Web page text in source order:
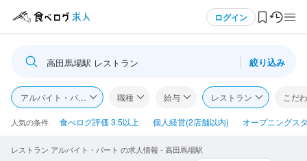
ログイン
ログイン・無料会員登録
食べログ求人TOP
求人検索
高田馬場駅 レストラン 絞り込み
アルバイト・パート 職種 給与 レストラン こだ
人気の条件 食べログ評価 3.5以上 個人経営(2店舗以内) オープニングス
レストラン アルバイト・パート の求人情報 - 高田馬場駅